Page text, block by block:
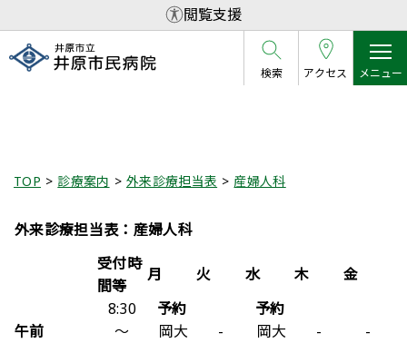
閲覧支援
検索 アクセス メニュー
TOP 診療案内 外来診療担当表 産婦人科
外来診療担当表：産婦人科
受付時
間等
月 火 水 木 金
午前
8:30
～
予約
岡大
-
予約
岡大
- -